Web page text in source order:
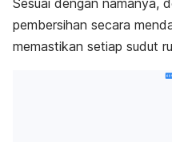
Sesuai dengan namanya,
pembersihan secara
memastikan setiap sudut